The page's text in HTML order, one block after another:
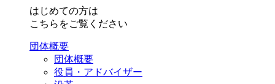
はじめての方は
こちらをご覧ください
団体概要
団体概要
役員・アドバイザー